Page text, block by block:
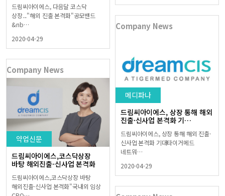
드림씨아이에스, 다음달 코스닥
상장..."해외 진출 본격화"공모밴드
&nb…
2020-04-29
Company News
메디파나
드림씨아이에스, 상장 통해 해외
진출·신사업 본격화 기…
드림씨아이에스, 상장 통해 해외 진출·
신사업 본격화 기대타이거메드
네트워…
2020-04-29
Company News
약업신문
드림씨아이에스,코스닥상장
바탕 해외진출-신사업 본격화
드림씨아이에스,코스닥상장 바탕
해외진출-신사업 본격화"국내외 임상